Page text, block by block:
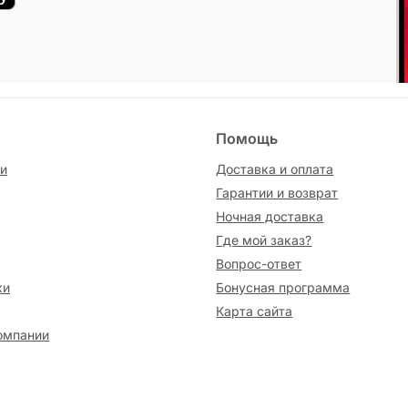
Помощь
Доставка и оплата
Гарантии и возврат
Ночная доставка
Где мой заказ?
Вопрос-ответ
Бонусная программа
Карта сайта